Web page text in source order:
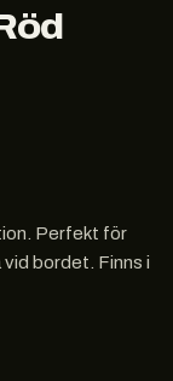
Perfekt för
bordet. Finns i